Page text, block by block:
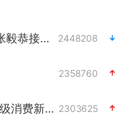
福建省泉州市委书记张毅恭接受纪律审查和监察调查 2448208
2358760
“电影+”如何激发千亿级消费新活力？ 2303625